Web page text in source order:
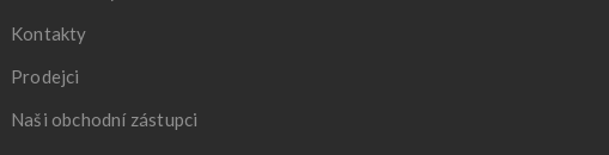
Kontakty
Prodejci
Naši obchodní zástupci